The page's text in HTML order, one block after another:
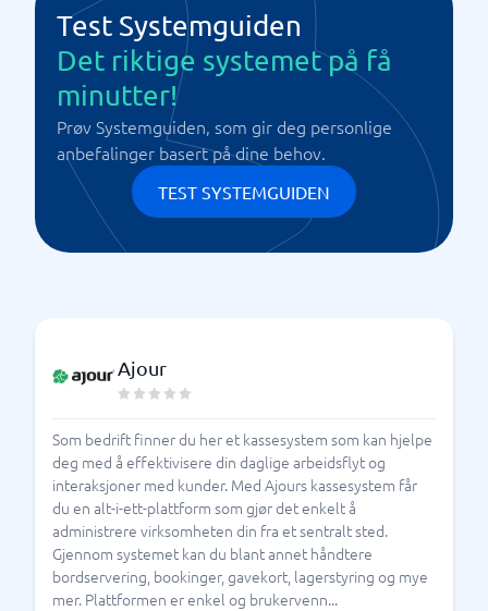
Test Systemguiden
Det riktige systemet på få
minutter!
Prøv Systemguiden, som gir deg personlige
anbefalinger basert på dine behov.
TEST SYSTEMGUIDEN
Ajour
Som bedrift finner du her et kassesystem som kan hjelpe
deg med å effektivisere din daglige arbeidsflyt og
interaksjoner med kunder. Med Ajours kassesystem får
du en alt-i-ett-plattform som gjør det enkelt å
administrere virksomheten din fra et sentralt sted.
Gjennom systemet kan du blant annet håndtere
bordservering, bookinger, gavekort, lagerstyring og mye
mer. Plattformen er enkel og brukervenn...